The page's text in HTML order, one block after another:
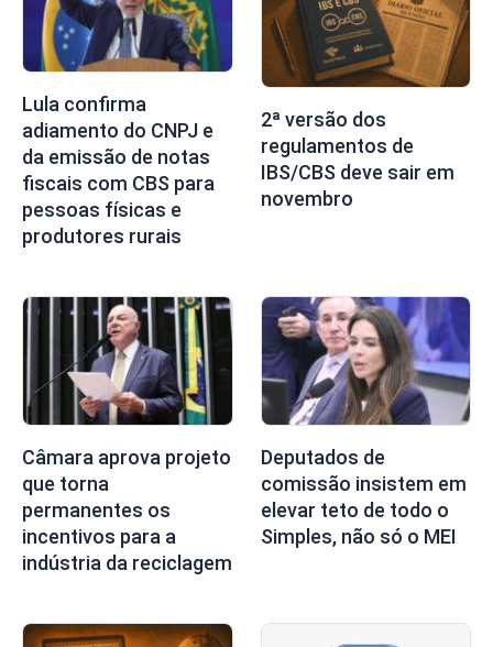
Lula confirma
adiamento do CNPJ e
da emissão de notas
fiscais com CBS para
pessoas físicas e
produtores rurais
2ª versão dos
regulamentos de
IBS/CBS deve sair em
novembro
Câmara aprova projeto
que torna
permanentes os
incentivos para a
indústria da reciclagem
Deputados de
comissão insistem em
elevar teto de todo o
Simples, não só o MEI